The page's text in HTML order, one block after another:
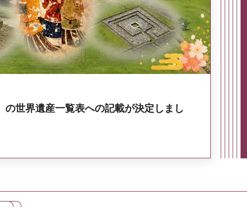
の世界遺産一覧表への記載が決定しまし